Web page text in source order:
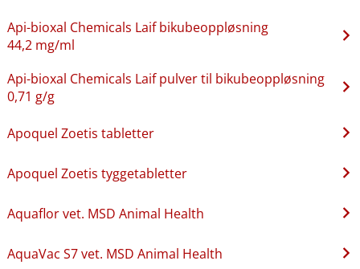
Api-bioxal Chemicals Laif bikubeoppløsning
44,2 mg/ml
Api-bioxal Chemicals Laif pulver til bikubeoppløsning
0,71 g/g
Apoquel Zoetis tabletter
Apoquel Zoetis tyggetabletter
Aquaflor vet. MSD Animal Health
AquaVac S7 vet. MSD Animal Health